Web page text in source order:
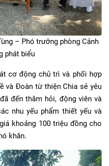
– Phó trưởng phòng Cảnh
phát biểu
cơ động chủ trì và phối hợp
và Đoàn từ thiện Chia sẻ yêu
đến thăm hỏi, động viên và
nhu yếu phẩm thiết yếu và
khoảng 100 triệu đồng cho
khăn.